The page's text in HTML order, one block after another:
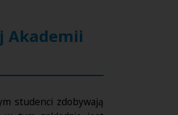
Akademii
studenci zdobywają